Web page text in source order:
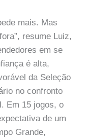
mais. Mas
resume Luiz,
em se
é alta,
da Seleção
no confronto
Em 15 jogos, o
de um
Grande,